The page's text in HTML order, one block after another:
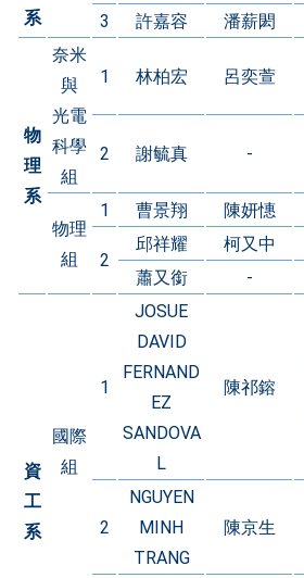
系
3
許嘉容 潘薪閎
物
理
系
奈米
與
光電
科學
組
1 林柏宏 呂奕萱
2 謝毓真 -
物理
組
1 曹景翔 陳妍憓
2
邱祥耀 柯又中
蕭又銜
-
資
工
系
國際
組
1
JOSUE
DAVID
FERNAND
EZ
SANDOVA
L
陳祁鎔
2
NGUYEN
MINH
TRANG
陳京生